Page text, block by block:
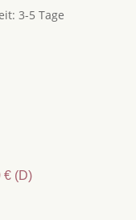
3-5 Tage
€ (D)